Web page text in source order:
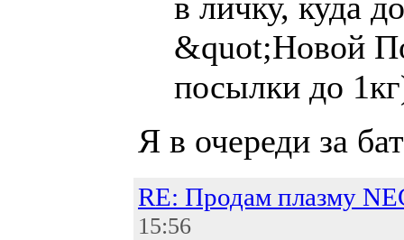
&quot;Новой
посылки до
Я в очереди за
RE: Продам плазму
15:56